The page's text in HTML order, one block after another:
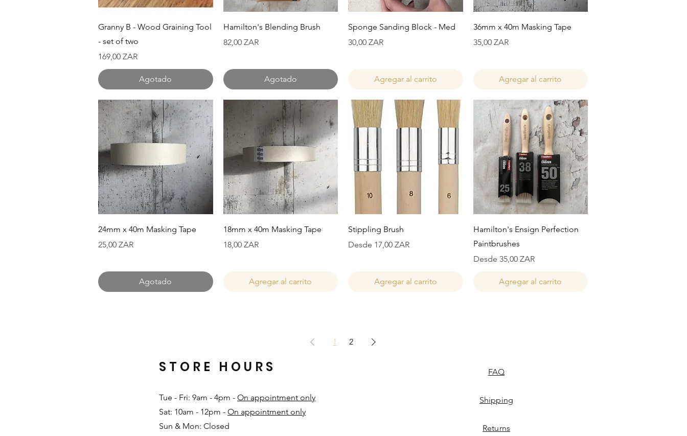
Vista rápida
Granny B - Wood Graining Tool
- set of two
Precio
169,00 ZAR
Agotado
Vista rápida
Hamilton's Blending Brush
Precio
82,00 ZAR
Agotado
Vista rápida
Sponge Sanding Block - Med
Precio
30,00 ZAR
Agregar al carrito
Vista rápida
36mm x 40m Masking Tape
Precio
35,00 ZAR
Agregar al carrito
Vista rápida
24mm x 40m Masking Tape
Precio
25,00 ZAR
Agotado
Vista rápida
18mm x 40m Masking Tape
Precio
18,00 ZAR
Agregar al carrito
Vista rápida
Stippling Brush
Desde 17,00 ZAR
Precio de oferta
Agregar al carrito
Vista rápida
Hamilton's Ensign Perfection
Paintbrushes
Desde 35,00 ZAR
Precio de oferta
Agregar al carrito
1 2
Tue - Fri: 9am - 4pm - On appointment only
Sat: 10am - 12pm - On appointment only
Sun & Mon: Closed​
STORE HOURS FAQ
Shipping
Returns